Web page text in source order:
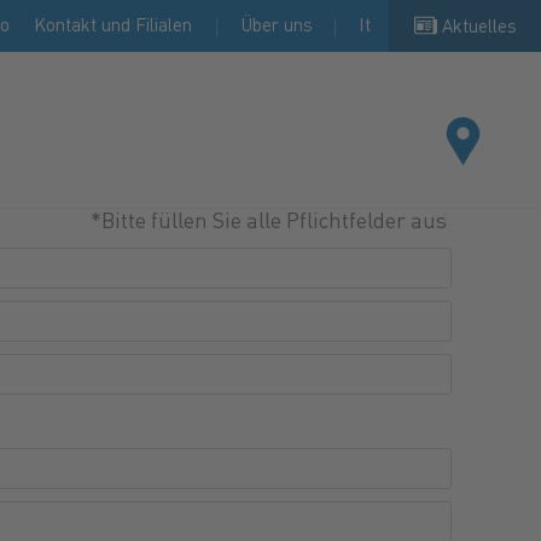
Kontakt und Filialen Über uns It Aktuelles
*Bitte füllen Sie alle Pflichtfelder aus